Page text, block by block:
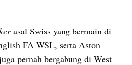
asal Swiss yang bermain di
FA WSL, serta Aston
pernah bergabung di West